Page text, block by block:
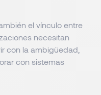
el vínculo entre
necesitan
con la ambigüedad,
con sistemas